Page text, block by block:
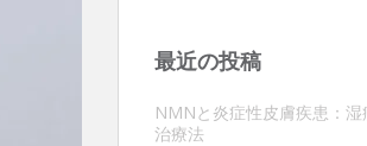
る：
最近の投稿
NMNと炎症性皮膚疾患：
治療法